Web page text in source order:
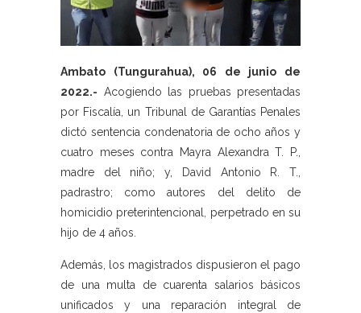
Ambato (Tungurahua), 06 de junio de
2022.- Acogiendo las pruebas presentadas
por Fiscalía, un Tribunal de Garantías Penales
dictó sentencia condenatoria de ocho años y
cuatro meses contra Mayra Alexandra T. P.,
madre del niño; y, David Antonio R. T.,
padrastro; como autores del delito de
homicidio preterintencional, perpetrado en su
hijo de 4 años.
Además, los magistrados dispusieron el pago
de una multa de cuarenta salarios básicos
unificados y una reparación integral de